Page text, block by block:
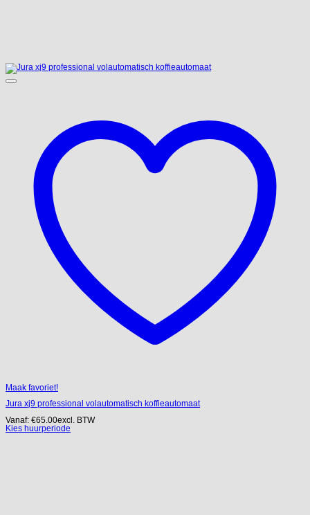
Maak favoriet!
Jura xj9 professional volautomatisch koffieautomaat
Vanaf: €65.00excl. BTW
Kies huurperiode